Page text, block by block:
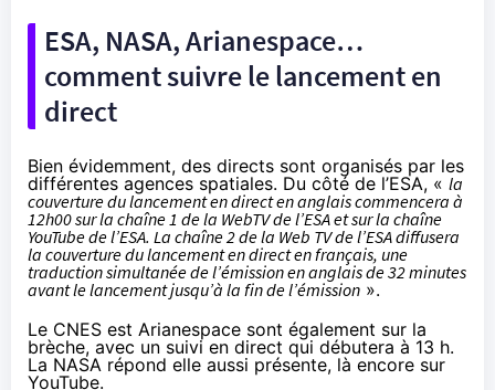
ESA, NASA, Arianespace…
comment suivre le lancement en
direct
Bien évidemment, des directs sont organisés par les
différentes agences spatiales. Du côté de l’ESA, « la
couverture du lancement en direct en anglais commencera à
12h00 sur la chaîne 1 de la WebTV de l’ESAet sur la chaîne
YouTube de l’ESA. La chaîne 2 de la Web TV de l’ESAdiffusera
la couverture du lancement en direct en français, une
traduction simultanée de l’émission en anglais de 32 minutes
avant le lancement jusqu’à la fin de l’émission ».
Le CNES est Arianespace sont également sur la
brèche, avec un suivi en direct qui débutera à 13 h.
La NASA répond elle aussi présente, là encore sur
YouTube.